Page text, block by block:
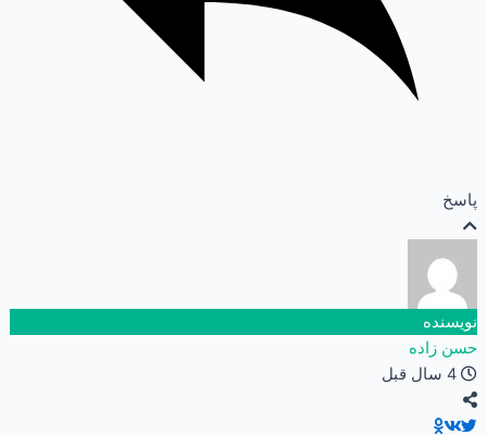
پاسخ
نویسنده
حسن زاده
4 سال قبل